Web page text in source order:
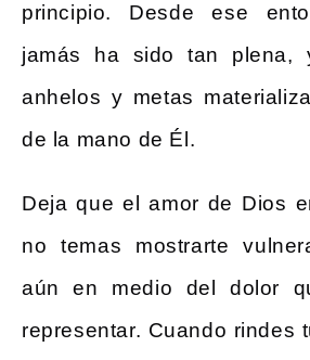
principio. Desde ese
jamás ha sido tan plena,
anhelos y metas
de la mano de Él.
Deja que el amor de Dios
no temas mostrarte
aún en medio del dolor
representar. Cuando rindes